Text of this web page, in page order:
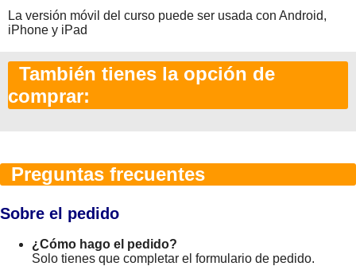
La versión móvil del curso puede ser usada con Android,
iPhone y iPad
También tienes la opción de
comprar:
Preguntas frecuentes
Sobre el pedido
¿Cómo hago el pedido?
Solo tienes que completar el formulario de pedido.